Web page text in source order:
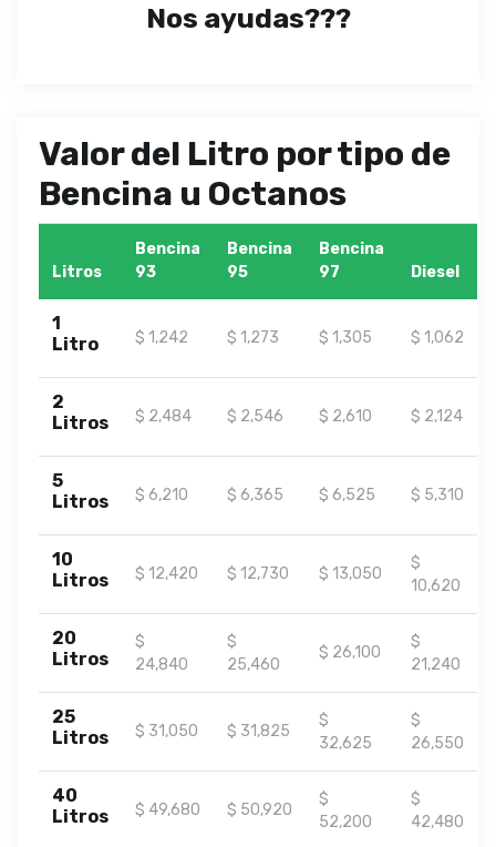
Nos ayudas???
Valor del Litro por tipo de
Bencina u Octanos
Litros
Bencina
93
Bencina
95
Bencina
97
Diesel
1
Litro
$ 1,242 $ 1,273 $ 1,305 $ 1,062
2
Litros
$ 2,484 $ 2,546 $ 2,610 $ 2,124
5
Litros
$ 6,210 $ 6,365 $ 6,525 $ 5,310
10
Litros
$ 12,420 $ 12,730 $ 13,050
$
10,620
20
Litros
$
24,840
$
25,460
$ 26,100
$
21,240
25
Litros
$ 31,050 $ 31,825
$
32,625
$
26,550
40
Litros
$ 49,680 $ 50,920
$
52,200
$
42,480